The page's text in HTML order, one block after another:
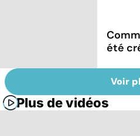
été
Voir
Plus de vidéos